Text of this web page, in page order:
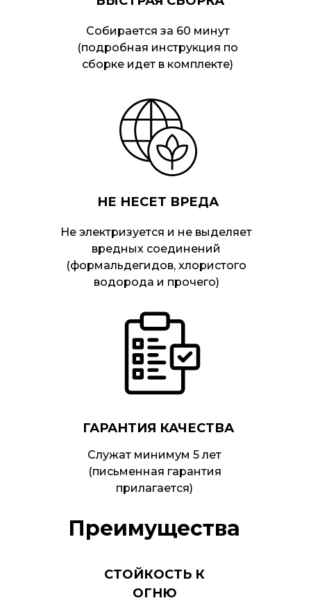
НЕ НЕСЕТ ВРЕДА
ГАРАНТИЯ КАЧЕСТВА
Собирается за 60 минут
(подробная инструкция по
сборке идет в комплекте)
Не электризуется и не выделяет
вредных соединений
(формальдегидов, хлористого
водорода и прочего)
Служат минимум 5 лет
(письменная гарантия
прилагается)
Преимущества
СТОЙКОСТЬ К
ОГНЮ